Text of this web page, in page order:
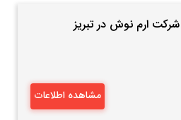
ارم نوش در تبریز
مشاهده اطلاعات